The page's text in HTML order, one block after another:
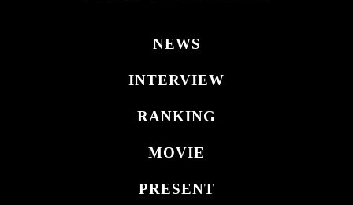
NEWS
INTERVIEW
RANKING
MOVIE
PRESENT